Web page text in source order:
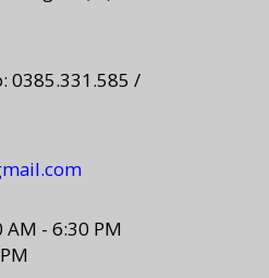
0385.331.585 /
- 6:30 PM